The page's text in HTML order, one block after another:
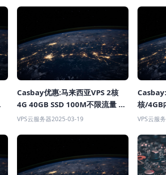
Casbay优惠:马来西亚VPS 2核
4G 40GB SSD 100M不限流量 年
付$5.88 月起
VPS云服务器2025-03-19
核/4GB
带不限
VPS云服